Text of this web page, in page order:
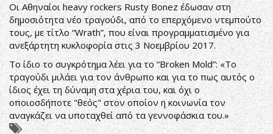
Οι Αθηναίοι heavy rockers Rusty Bonez έδωσαν στη
δημοσιότητα νέο τραγούδι, από το επερχόμενο ντεμπούτο
τους, με τίτλο “Wrath”, που είναι προγραμματισμένο για
ανεξάρτητη κυκλοφορία στις 3 Νοεμβρίου 2017.
Το ίδιο το συγκρότημα λέει για το “Broken Mold”: «Το
τραγούδι μιλάει για τον άνθρωπο και για το πως αυτός ο
ίδιος έχει τη δύναμη στα χέρια του, και όχι ο
οποιοσδήποτε "θεός" στον οποίον η κοινωνία τον
αναγκάζει να υποταχθεί από τα γεννοφάσκια του.»